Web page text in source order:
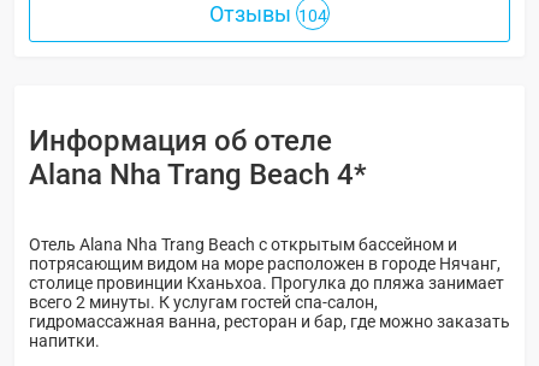
Отзывы 104
Информация об отеле
Alana Nha Trang Beach 4*
Отель Alana Nha Trang Beach с открытым бассейном и
потрясающим видом на море расположен в городе Нячанг,
столице провинции Кханьхоа. Прогулка до пляжа занимает
всего 2 минуты. К услугам гостей спа-салон,
гидромассажная ванна, ресторан и бар, где можно заказать
напитки.